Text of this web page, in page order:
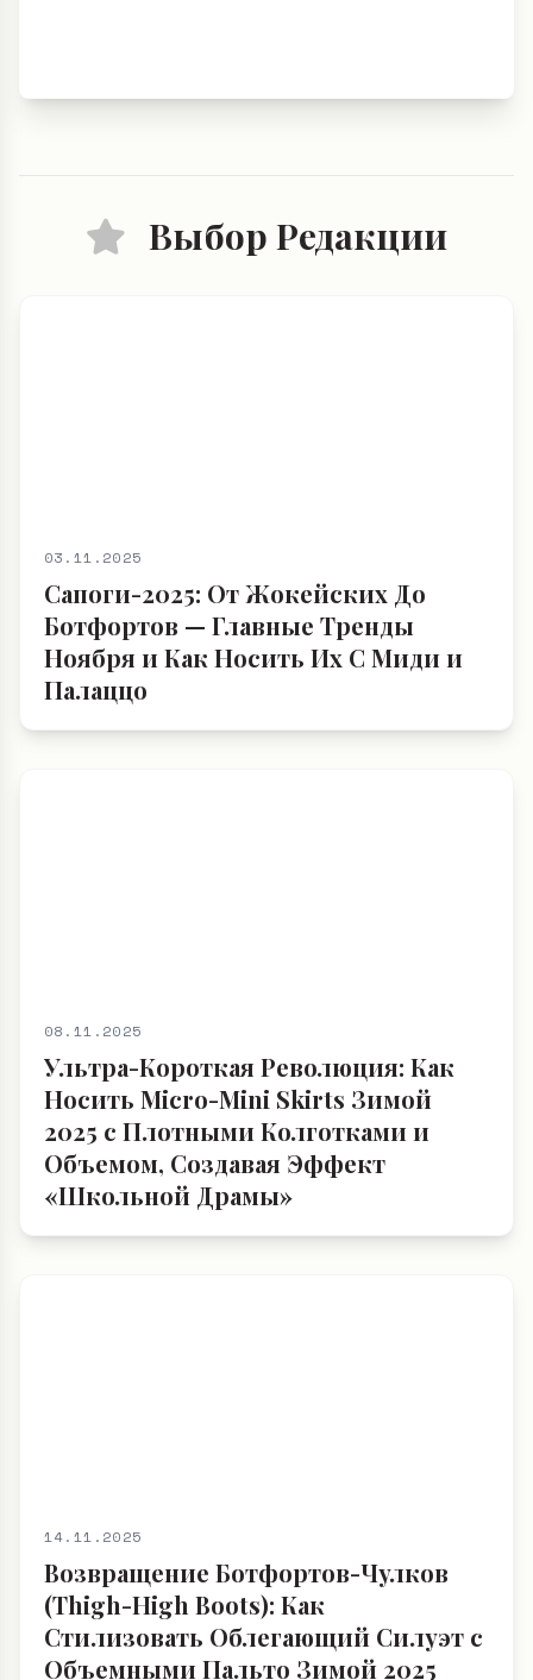
Выбор Редакции
03.11.2025
Сапоги-2025: От Жокейских До
Ботфортов — Главные Тренды
Ноября и Как Носить Их С Миди и
Палаццо
08.11.2025
Ультра-Короткая Революция: Как
Носить Micro-Mini Skirts Зимой
2025 с Плотными Колготками и
Объемом, Создавая Эффект
«Школьной Драмы»
14.11.2025
Возвращение Ботфортов-Чулков
(Thigh-High Boots): Как
Стилизовать Облегающий Силуэт с
Объемными Пальто Зимой 2025